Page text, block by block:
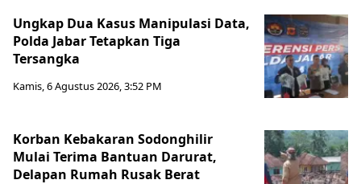
Ungkap Dua Kasus Manipulasi Data,
Polda Jabar Tetapkan Tiga
Tersangka
Kamis, 6 Agustus 2026, 3:52 PM
Korban Kebakaran Sodonghilir
Mulai Terima Bantuan Darurat,
Delapan Rumah Rusak Berat